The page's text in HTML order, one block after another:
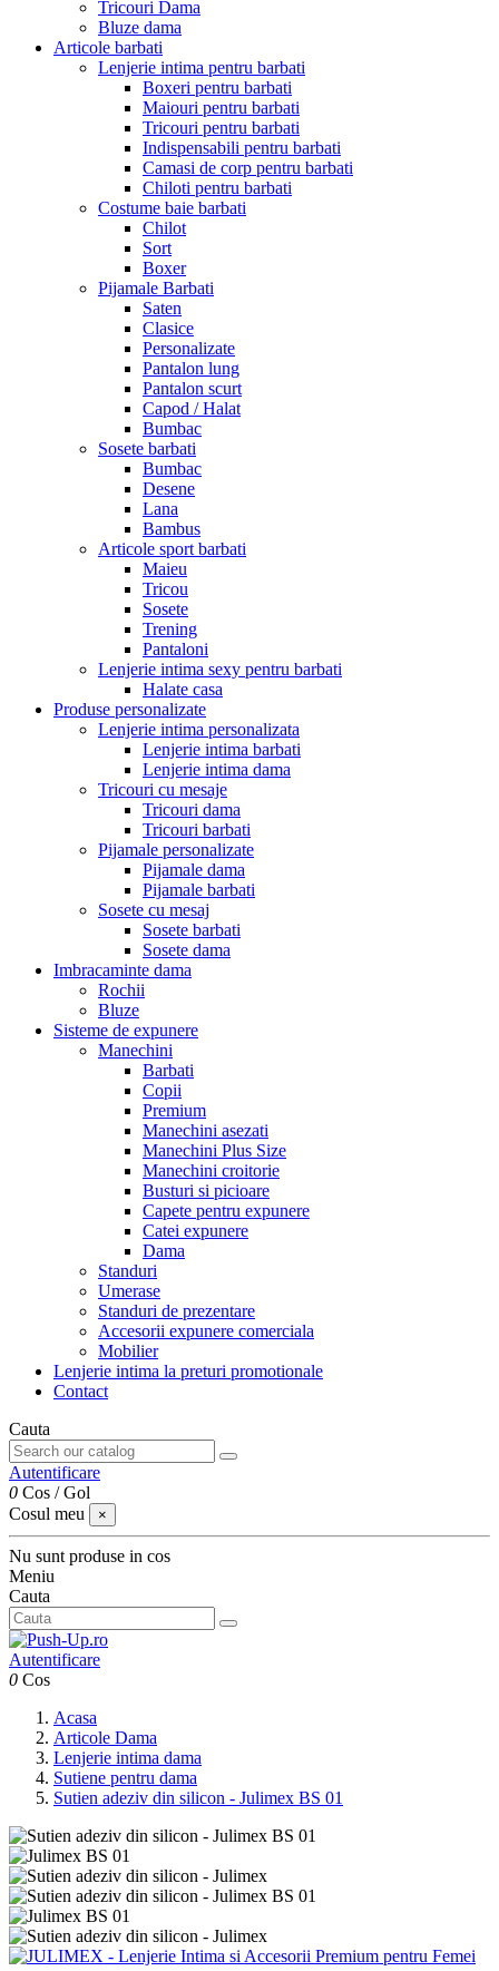
Tricouri Dama
Bluze dama
Articole barbati
Lenjerie intima pentru barbati
Boxeri pentru barbati
Maiouri pentru barbati
Tricouri pentru barbati
Indispensabili pentru barbati
Camasi de corp pentru barbati
Chiloti pentru barbati
Costume baie barbati
Chilot
Sort
Boxer
Pijamale Barbati
Saten
Clasice
Personalizate
Pantalon lung
Pantalon scurt
Capod / Halat
Bumbac
Sosete barbati
Bumbac
Desene
Lana
Bambus
Articole sport barbati
Maieu
Tricou
Sosete
Trening
Pantaloni
Lenjerie intima sexy pentru barbati
Halate casa
Produse personalizate
Lenjerie intima personalizata
Lenjerie intima barbati
Lenjerie intima dama
Tricouri cu mesaje
Tricouri dama
Tricouri barbati
Pijamale personalizate
Pijamale dama
Pijamale barbati
Sosete cu mesaj
Sosete barbati
Sosete dama
Imbracaminte dama
Rochii
Bluze
Sisteme de expunere
Manechini
Barbati
Copii
Premium
Manechini asezati
Manechini Plus Size
Manechini croitorie
Busturi si picioare
Capete pentru expunere
Catei expunere
Dama
Standuri
Umerase
Standuri de prezentare
Accesorii expunere comerciala
Mobilier
Lenjerie intima la preturi promotionale
Contact
Cauta
Autentificare
0 Cos /Gol
Cosul meu
×
Nu sunt produse in cos
Meniu
Cauta
Autentificare
0 Cos
Acasa
Articole Dama
Lenjerie intima dama
Sutiene pentru dama
Sutien adeziv din silicon - Julimex BS 01